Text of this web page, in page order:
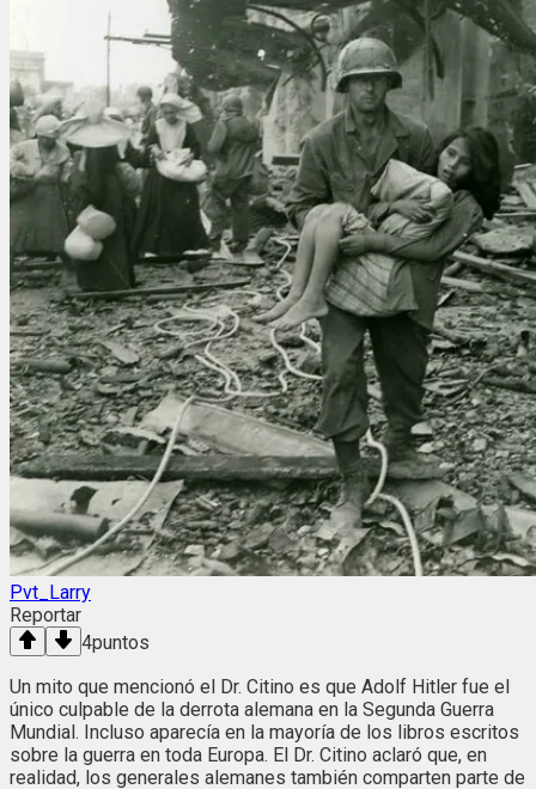
Pvt_Larry
Reportar
4puntos
Un mito que mencionó el Dr. Citino es que Adolf Hitler fue el
único culpable de la derrota alemana en la Segunda Guerra
Mundial. Incluso aparecía en la mayoría de los libros escritos
sobre la guerra en toda Europa. El Dr. Citino aclaró que, en
realidad, los generales alemanes también comparten parte de